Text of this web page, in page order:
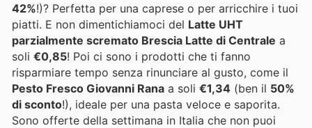
42%!)? Perfetta per una caprese o per arricchire i tuoi
piatti. E non dimentichiamoci del Latte UHT
parzialmente scremato Brescia Latte di Centrale a
soli €0,85! Poi ci sono i prodotti che ti fanno
risparmiare tempo senza rinunciare al gusto, come il
Pesto Fresco Giovanni Rana a soli €1,34 (ben il 50%
di sconto!), ideale per una pasta veloce e saporita.
Sono offerte della settimana in Italia che non puoi